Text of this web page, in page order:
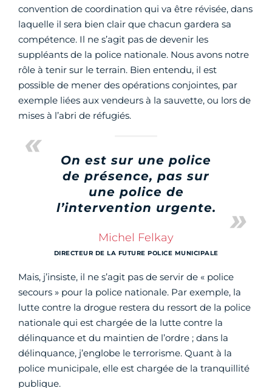
convention de coordination qui va être révisée, dans
laquelle il sera bien clair que chacun gardera sa
compétence. Il ne s’agit pas de devenir les
suppléants de la police nationale. Nous avons notre
rôle à tenir sur le terrain. Bien entendu, il est
possible de mener des opérations conjointes, par
exemple liées aux vendeurs à la sauvette, ou lors de
mises à l’abri de réfugiés.
On est sur une police
de présence, pas sur
une police de
l’intervention urgente.
Michel Felkay
DIRECTEUR DE LA FUTURE POLICE MUNICIPALE
Mais, j’insiste, il ne s’agit pas de servir de « police
secours » pour la police nationale. Par exemple, la
lutte contre la drogue restera du ressort de la police
nationale qui est chargée de la lutte contre la
délinquance et du maintien de l’ordre ; dans la
délinquance, j’englobe le terrorisme. Quant à la
police municipale, elle est chargée de la tranquillité
publique.